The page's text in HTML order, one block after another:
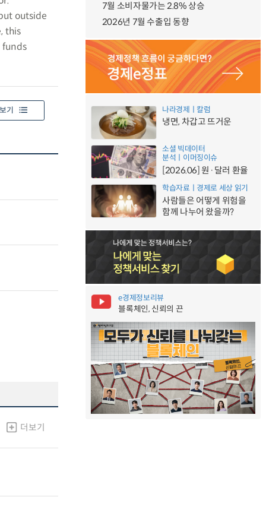
outside
this
기
더보기
7월 소비자물가는 2.8% 상승
2026년 7월 수출입 동향
나라경제ㅣ칼럼
냉면, 차갑고 뜨거운
소셜 빅데이터
분석ㅣ이머징이슈
[2026.06] 원·달러 환율
학습자료ㅣ경제로 세상 읽기
사람들은 어떻게 위험을
함께 나누어 왔을까?
e경제정보리뷰
블록체인, 신뢰의 끈